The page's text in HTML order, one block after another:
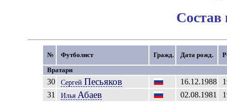
№ Футболист Гражд. Дата рожд.
Вратари
30 Сергей Песьяков 16.12.1988
31
Илья Абаев 02.08.1981